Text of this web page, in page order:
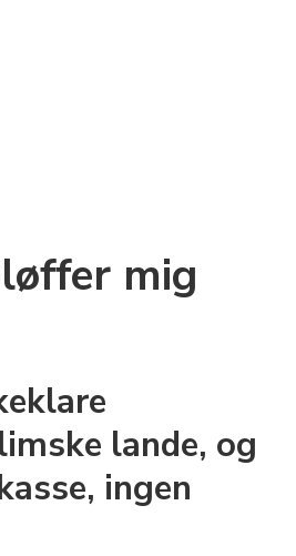
mig
lande, og
ingen